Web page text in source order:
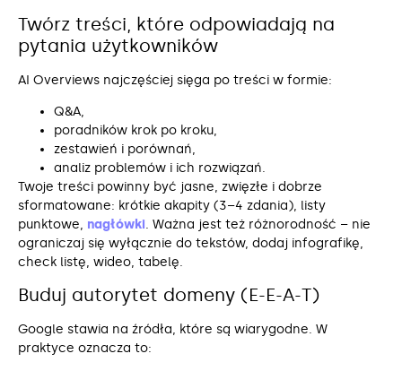
Twórz treści, które odpowiadają na
pytania użytkowników
AI Overviews najczęściej sięga po treści w formie:
Q&A,
poradników krok po kroku,
zestawień i porównań,
analiz problemów i ich rozwiązań.
Twoje treści powinny być jasne, zwięzłe i dobrze
sformatowane: krótkie akapity (3–4 zdania), listy
punktowe, nagłówki. Ważna jest też różnorodność – nie
ograniczaj się wyłącznie do tekstów, dodaj infografikę,
check listę, wideo, tabelę.
Buduj autorytet domeny (E-E-A-T)
Google stawia na źródła, które są wiarygodne. W
praktyce oznacza to: